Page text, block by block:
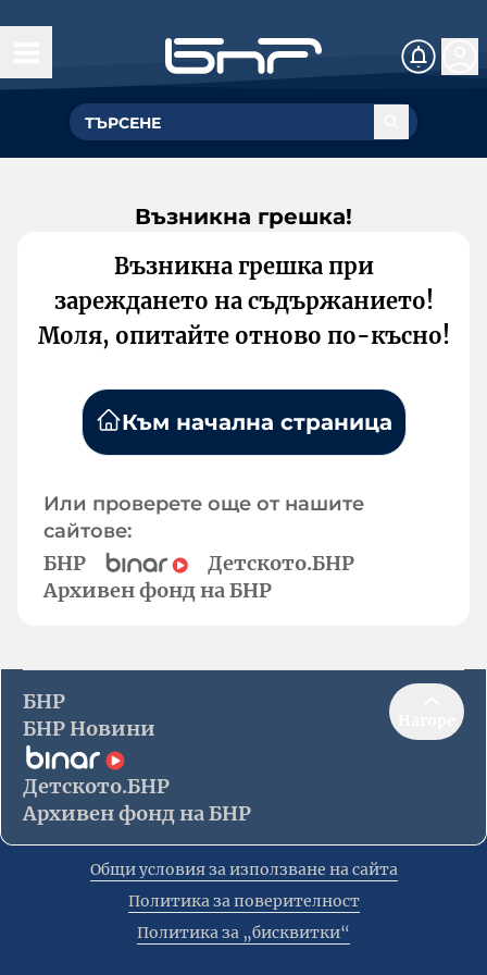
Възникна грешка!
Възникна грешка при
зареждането на съдържанието!
Моля, опитайте отново по-късно!
Към начална страница
Или проверете още от нашите
сайтове:
БНР
Детското.БНР
Архивен фонд на БНР
БНР
БНР Новини
Детското.БНР
Архивен фонд на БНР
Общи условия за използване на сайта
Политика за поверителност
Политика за „бисквитки“